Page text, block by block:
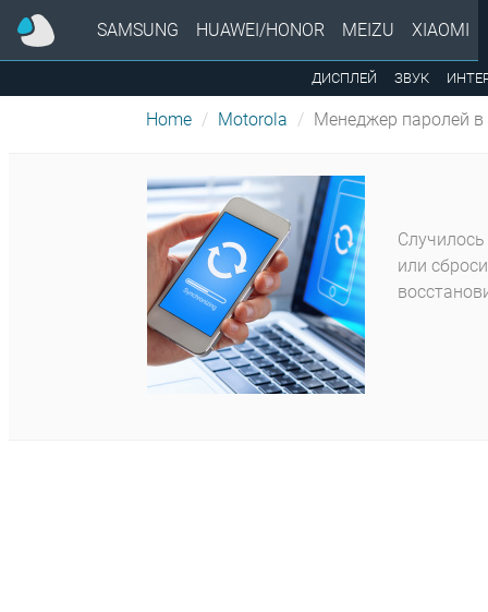
SAMSUNG HUAWEI/HONOR MEIZU XIAOMI
ДИСПЛЕЙ ЗВУК
Home Motorola Менеджер паролей
или